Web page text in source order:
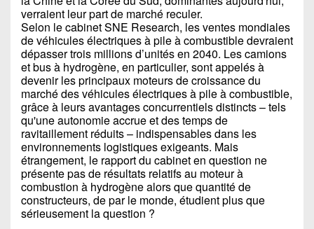
verraient leur part de marché reculer.
Selon le cabinet SNE Research, les ventes mondiales
de véhicules électriques à pile à combustible devraient
dépasser trois millions d’unités en 2040. Les camions
et bus à hydrogène, en particulier, sont appelés à
devenir les principaux moteurs de croissance du
marché des véhicules électriques à pile à combustible,
grâce à leurs avantages concurrentiels distincts – tels
qu'une autonomie accrue et des temps de
ravitaillement réduits – indispensables dans les
environnements logistiques exigeants. Mais
étrangement, le rapport du cabinet en question ne
présente pas de résultats relatifs au moteur à
combustion à hydrogène alors que quantité de
constructeurs, de par le monde, étudient plus que
sérieusement la question ?